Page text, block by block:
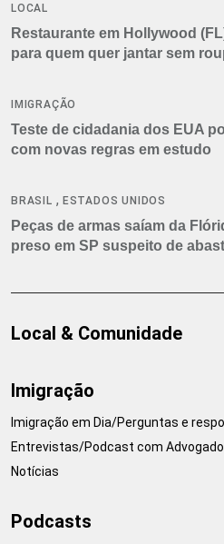
LOCAL
Restaurante em Hollywood
para quem quer jantar sem
IMIGRAÇÃO
Teste de cidadania dos EUA
com novas regras em estudo
BRASIL , ESTADOS UNIDOS
Peças de armas saíam da
preso em SP suspeito de
Local & Comunidade
Imigração
Imigração em Dia/Perguntas e
Entrevistas/Podcast com
Notícias
Podcasts